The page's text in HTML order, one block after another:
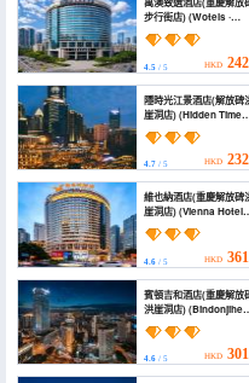
步行街店) (Wotels ·
Selected Hotel
(Chongqing Jiefangbei
Pedestrian Street))
4.5 / 5 HKD
隱時光江景酒店(解放碑
崖洞店) (Hidden Time
River View Hotel)
4.7 / 5 HKD
維也納酒店(重慶解放碑
崖洞店) (Vienna Hotel
(Chongqing Jiefangbei
Hongyadong Branch))
4.6 / 5 HKD
賓頓吉和酒店(重慶解放
洪崖洞店) (Bindonjihe
Hotel (Chongqing
Jiefangbei
Hongyadong Branch))
4.6 / 5 HKD